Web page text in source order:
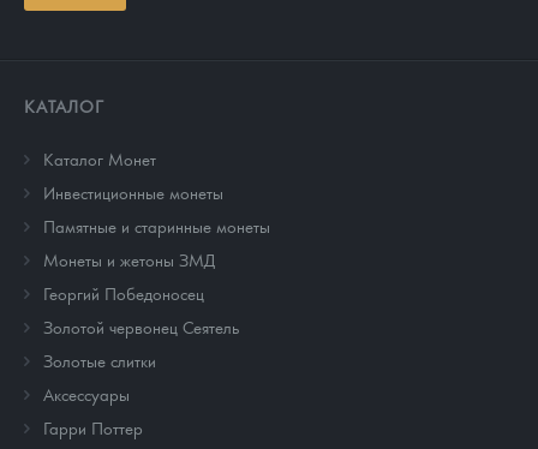
КАТАЛОГ
Каталог Монет
Инвестиционные монеты
Памятные и старинные монеты
Монеты и жетоны ЗМД
Георгий Победоносец
Золотой червонец Сеятель
Золотые слитки
Аксессуары
Гарри Поттер